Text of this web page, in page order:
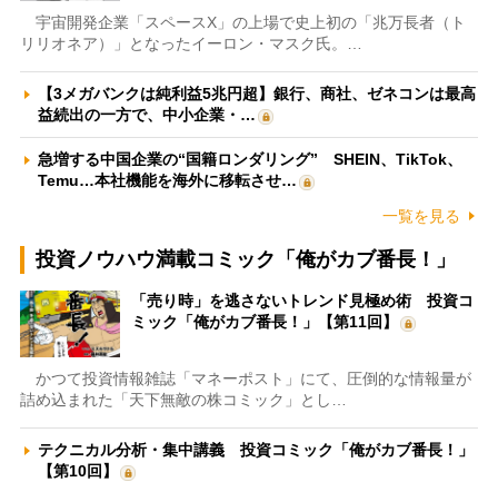
宇宙開発企業「スペースX」の上場で史上初の「兆万長者（ト
リリオネア）」となったイーロン・マスク氏。…
【3メガバンクは純利益5兆円超】銀行、商社、ゼネコンは最高
益続出の一方で、中小企業・…
急増する中国企業の“国籍ロンダリング” SHEIN、TikTok、
Temu…本社機能を海外に移転させ…
一覧を見る
投資ノウハウ満載コミック「俺がカブ番長！」
「売り時」を逃さないトレンド見極め術 投資コ
ミック「俺がカブ番長！」【第11回】
かつて投資情報雑誌「マネーポスト」にて、圧倒的な情報量が
詰め込まれた「天下無敵の株コミック」とし…
テクニカル分析・集中講義 投資コミック「俺がカブ番長！」
【第10回】